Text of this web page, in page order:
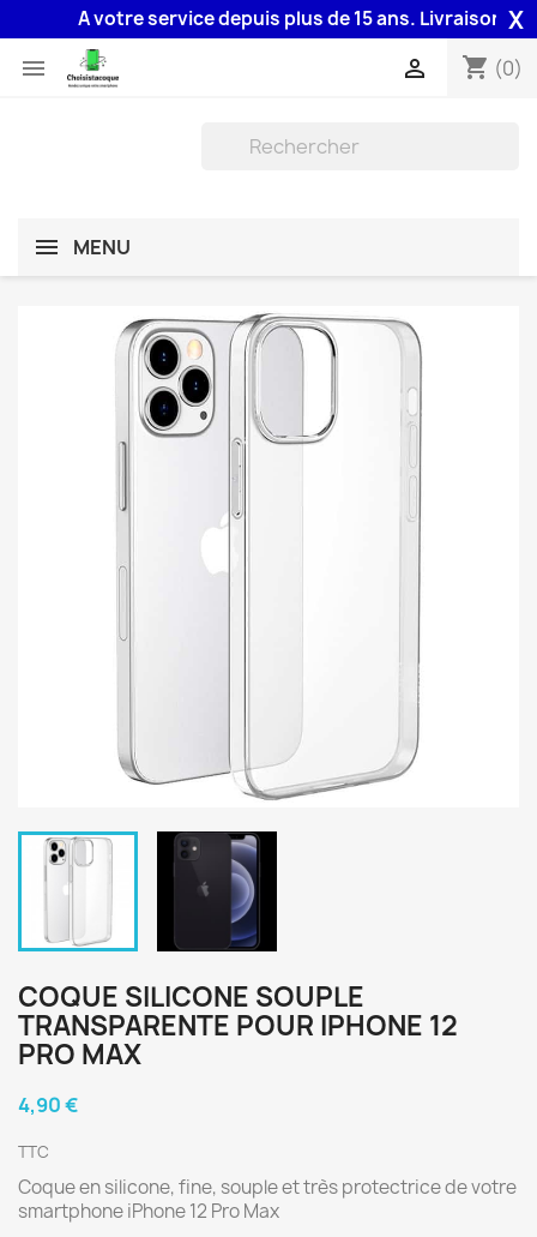
A votre service depuis plus de 15 ans. Livraison 48HX
 shopping_cart (0)

MENU
COQUE SILICONE SOUPLE
TRANSPARENTE POUR IPHONE 12
PRO MAX
4,90 €
TTC
Coque en silicone, fine, souple et très protectrice de votre
smartphone iPhone 12 Pro Max